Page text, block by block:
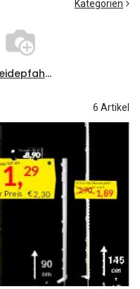
Kategorien
Weidepfahl Metall
6 Artikel